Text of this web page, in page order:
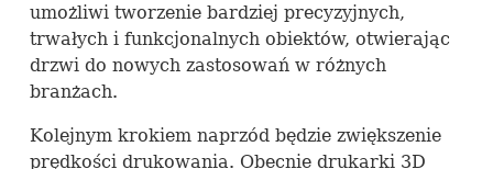
umożliwi tworzenie bardziej precyzyjnych,
trwałych i funkcjonalnych obiektów, otwierając
drzwi do nowych zastosowań w różnych
branżach.
Kolejnym krokiem naprzód będzie zwiększenie
prędkości drukowania. Obecnie drukarki 3D